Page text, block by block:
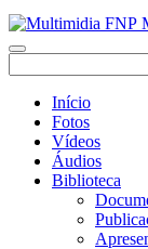
Início
Fotos
Vídeos
Áudios
Biblioteca